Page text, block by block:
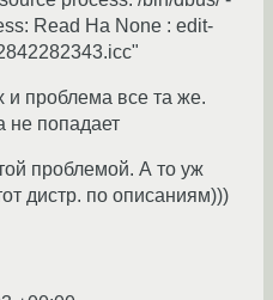
Read Ha None : edit-
и проблема все та же.
не попадает
проблемой. А то уж
дистр. по описаниям)))